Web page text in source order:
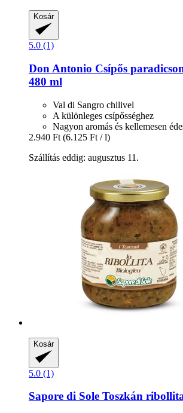
Kosár
5.0 (1)
Don Antonio Csípős
480 ml
Val di Sangro chilivel
A különleges csípősséghez
Nagyon aromás és kellemesen
2.940 Ft (6.125 Ft / l)
Szállítás eddig: augusztus 11.
Kosár
5.0 (1)
Sapore di Sole Toszkán